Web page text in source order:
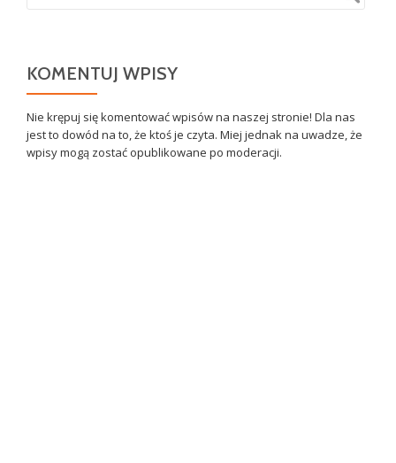
KOMENTUJ WPISY
Nie krępuj się komentować wpisów na naszej stronie! Dla nas
jest to dowód na to, że ktoś je czyta. Miej jednak na uwadze, że
wpisy mogą zostać opublikowane po moderacji.